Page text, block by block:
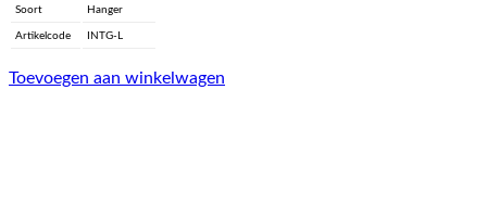
Soort Hanger
Artikelcode INTG-L
Toevoegen aan winkelwagen